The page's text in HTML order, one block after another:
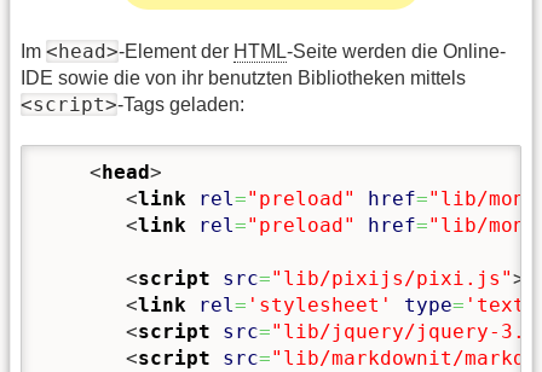
Im <head>-Element der HTML-Seite werden die Online-
IDE sowie die von ihr benutzten Bibliotheken mittels
<script>-Tags geladen:
< head>
<link rel="preload" href="lib/
<link rel="preload" href="lib/
<script src="lib/pixijs/pixi.js"><
<link rel= 'stylesheet' type= 'text/
<script src="lib/jquery/jquery-
<script src="lib/markdownit/